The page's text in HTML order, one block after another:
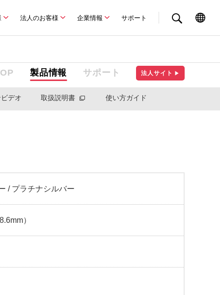
法人のお客様 企業情報 サポート
製品情報 サポート 法人サイト ▶
デオ 取扱説明書 使い方ガイド
/ プラチナシルバー
）